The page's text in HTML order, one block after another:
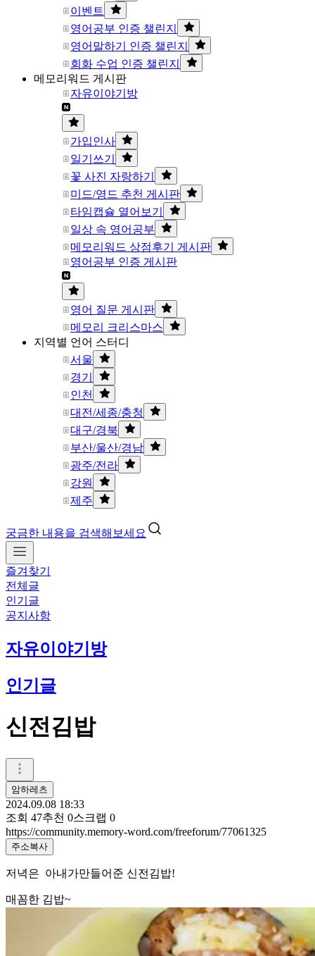
이벤트
영어공부 인증 챌린지
영어말하기 인증 챌린지
회화 수업 인증 챌린지
메모리워드 게시판
자유이야기방
가입인사
일기쓰기
꽃 사진 자랑하기
미드/영드 추천 게시판
타임캡슐 열어보기
일상 속 영어공부
메모리워드 상점후기 게시판
영어공부 인증 게시판
영어 질문 게시판
메모리 크리스마스
지역별 언어 스터디
서울
경기
인천
대전/세종/충청
대구/경북
부산/울산/경남
광주/전라
강원
제주
궁금한 내용을 검색해보세요
즐겨찾기
전체글
인기글
공지사항
자유이야기방
인기글
신전김밥
암하레츠
2024.09.08 18:33
조회 47추천 0스크랩 0
https://community.memory-word.com/freeforum/77061325
주소복사
저녁은 아내가만들어준 신전김밥!
매꼼한 김밥~